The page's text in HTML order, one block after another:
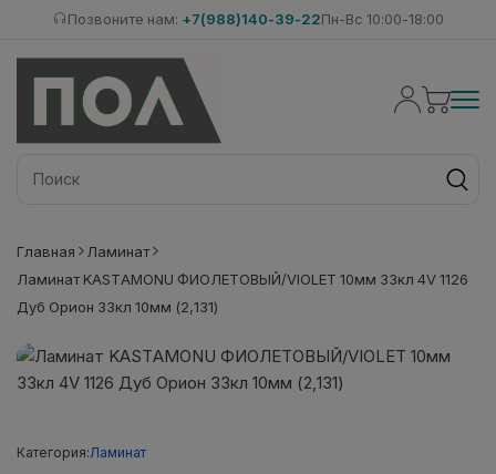
Позвоните нам: +7(988)140-39-22Пн-Вс 10:00-18:00
Главная
Ламинат
Ламинат KASTAMONU ФИОЛЕТОВЫЙ/VIOLET 10мм 33кл 4V 1126
Дуб Орион 33кл 10мм (2,131)
Категория:Ламинат